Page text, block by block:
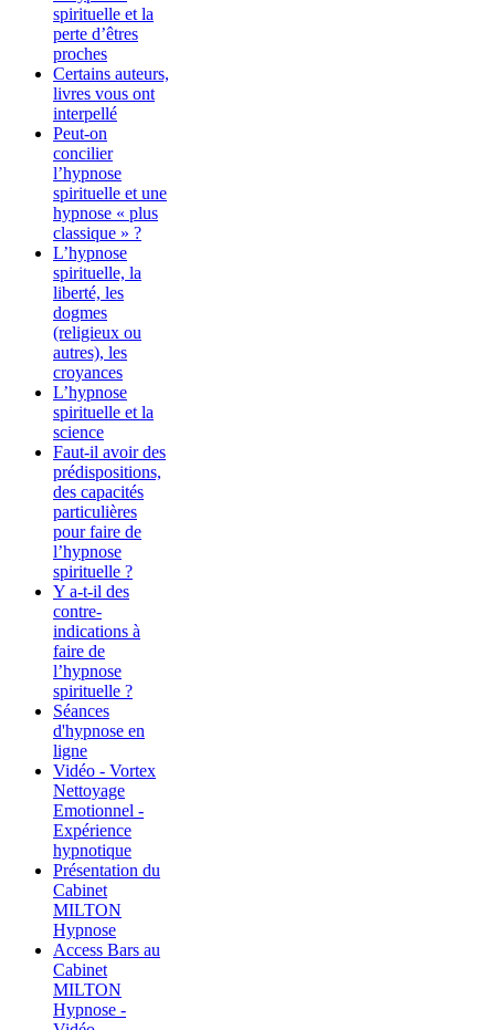
spirituelle et la
perte d’êtres
proches
Certains auteurs,
livres vous ont
interpellé
Peut-on
concilier
l’hypnose
spirituelle et une
hypnose « plus
classique » ?
L’hypnose
spirituelle, la
liberté, les
dogmes
(religieux ou
autres), les
croyances
L’hypnose
spirituelle et la
science
Faut-il avoir des
prédispositions,
des capacités
particulières
pour faire de
l’hypnose
spirituelle ?
Y a-t-il des
contre-
indications à
faire de
l’hypnose
spirituelle ?
Séances
d'hypnose en
ligne
Vidéo - Vortex
Nettoyage
Emotionnel -
Expérience
hypnotique
Présentation du
Cabinet
MILTON
Hypnose
Access Bars au
Cabinet
MILTON
Hypnose -